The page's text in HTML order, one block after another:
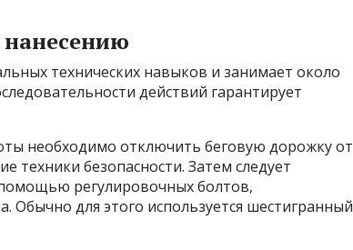
технических навыков и занимает около
действий гарантирует
необходимо отключить беговую дорожку от
техники безопасности. Затем следует
регулировочных болтов,
Обычно для этого используется шестигранный